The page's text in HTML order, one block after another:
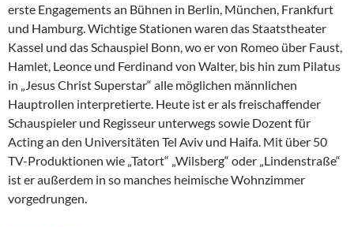
erste Engagements an Bühnen in Berlin, München, Frankfurt
und Hamburg. Wichtige Stationen waren das Staatstheater
Kassel und das Schauspiel Bonn, wo er von Romeo über Faust,
Hamlet, Leonce und Ferdinand von Walter, bis hin zum Pilatus
in „Jesus Christ Superstar“ alle möglichen männlichen
Hauptrollen interpretierte. Heute ist er als freischaffender
Schauspieler und Regisseur unterwegs sowie Dozent für
Acting an den Universitäten Tel Aviv und Haifa. Mit über 50
TV-Produktionen wie „Tatort“ „Wilsberg“ oder „Lindenstraße“
ist er außerdem in so manches heimische Wohnzimmer
vorgedrungen.